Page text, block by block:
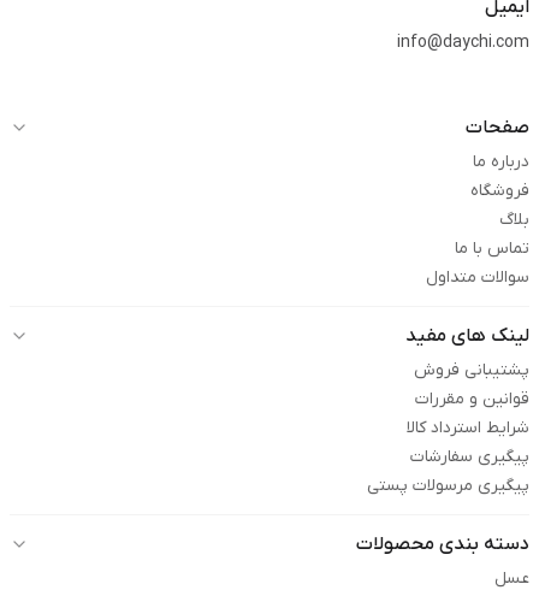
ایمیل
info@daychi.com
صفحات
درباره ما
فروشگاه
بلاگ
تماس با ما
سوالات متداول
لینک های مفید
پشتیبانی فروش
قوانین و مقررات
شرایط استرداد کالا
پیگیری سفارشات
پیگیری مرسولات پستی
دسته بندی محصولات
عسل